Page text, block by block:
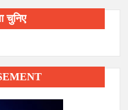
चुनिए